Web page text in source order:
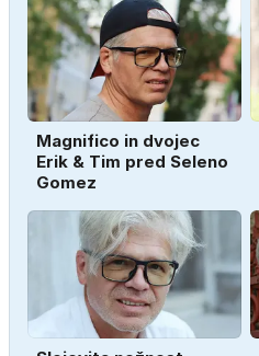
Magnifico in dvojec
Erik & Tim pred Seleno
Gomez